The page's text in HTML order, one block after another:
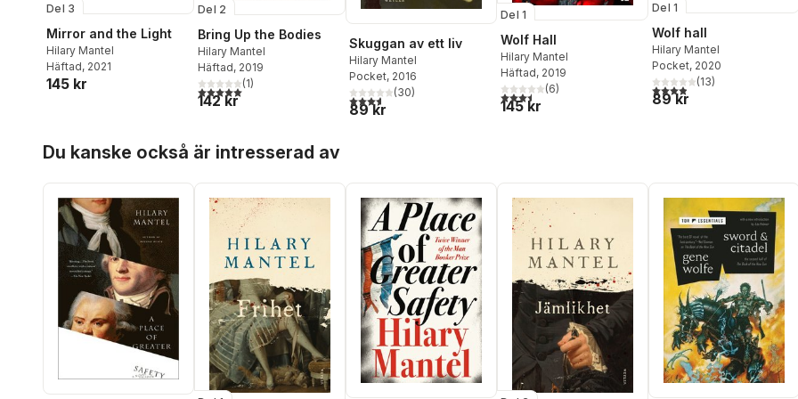
Del 3
Mirror and the Light
Hilary Mantel
Häftad, 2021
145 kr
Del 2
Bring Up the Bodies
Hilary Mantel
Häftad, 2019
5,0utav 5 stjärnor. Totalt antal röster:
(1)
142 kr
Skuggan av ett liv
Hilary Mantel
Pocket, 2016
3,6utav 5 stjärnor. Totalt antal röster:
(30)
89 kr
Del 1
Wolf Hall
Hilary Mantel
Häftad, 2019
3,5utav 5 stjärnor. Totalt antal röster:
(6)
145 kr
Del 1
Wolf hall
Hilary Mantel
Pocket, 2020
3,9utav 5 stjärnor. Totalt
(13)
89 kr
Du kanske också är intresserad av